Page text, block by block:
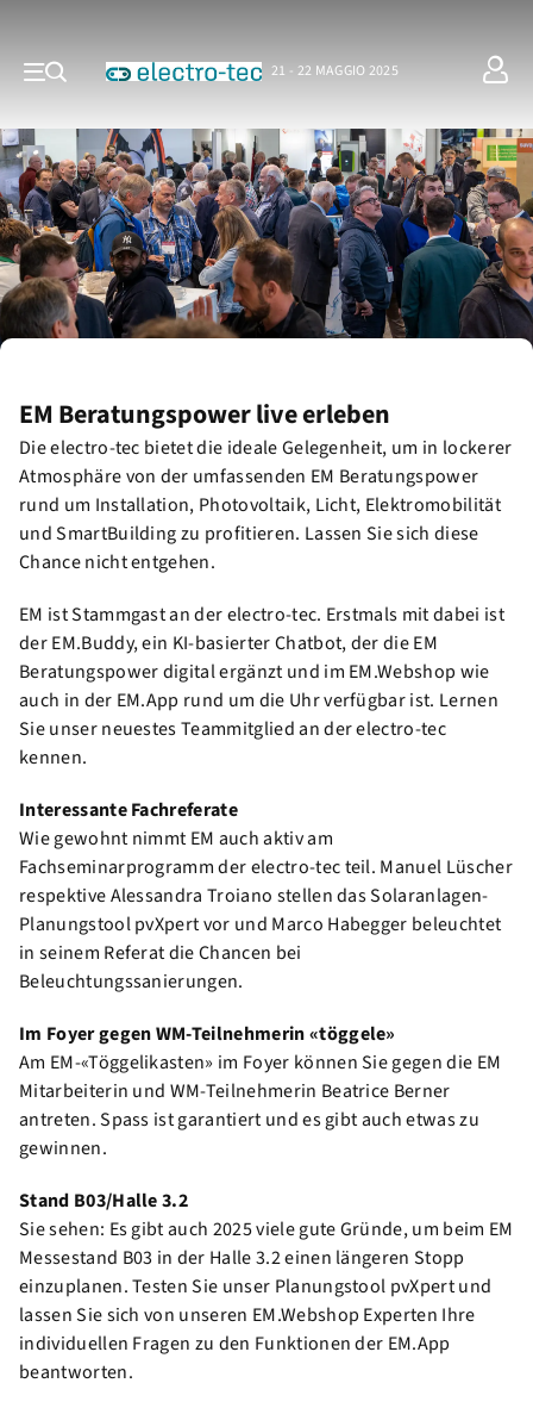
21 - 22 MAGGIO 2025
EM Beratungspower live erleben
Die electro-tec bietet die ideale Gelegenheit, um in lockerer
Atmosphäre von der umfassenden EM Beratungspower
rund um Installation, Photovoltaik, Licht, Elektromobilität
und SmartBuilding zu profitieren. Lassen Sie sich diese
Chance nicht entgehen.
EM ist Stammgast an der electro-tec. Erstmals mit dabei ist
der EM.Buddy, ein KI-basierter Chatbot, der die EM
Beratungspower digital ergänzt und im EM.Webshop wie
auch in der EM.App rund um die Uhr verfügbar ist. Lernen
Sie unser neuestes Teammitglied an der electro-tec
kennen.
Interessante Fachreferate
Wie gewohnt nimmt EM auch aktiv am
Fachseminarprogramm der electro-tec teil. Manuel Lüscher
respektive Alessandra Troiano stellen das Solaranlagen-
Planungstool pvXpert vor und Marco Habegger beleuchtet
in seinem Referat die Chancen bei
Beleuchtungssanierungen.
Im Foyer gegen WM-Teilnehmerin «töggele»
Am EM-«Töggelikasten» im Foyer können Sie gegen die EM
Mitarbeiterin und WM-Teilnehmerin Beatrice Berner
antreten. Spass ist garantiert und es gibt auch etwas zu
gewinnen.
Stand B03/Halle 3.2
Sie sehen: Es gibt auch 2025 viele gute Gründe, um beim EM
Messestand B03 in der Halle 3.2 einen längeren Stopp
einzuplanen. Testen Sie unser Planungstool pvXpert und
lassen Sie sich von unseren EM.Webshop Experten Ihre
individuellen Fragen zu den Funktionen der EM.App
beantworten.